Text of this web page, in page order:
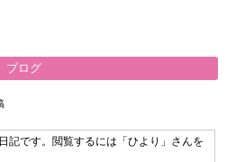
ブログ
記です。閲覧するには「ひより」さんを